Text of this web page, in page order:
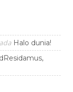
Halo dunia!